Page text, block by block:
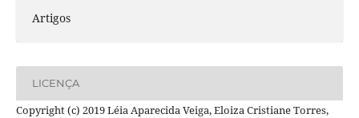
Artigos
LICENÇA
Copyright (c) 2019 Léia Aparecida Veiga, Eloiza Cristiane Torres,